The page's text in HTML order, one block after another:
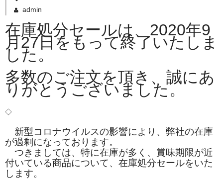
売れ筋！
お勧め商品
新商品
MONDE SELECTION
ご当地シリーズ
その他
キャラクター
ゆもみちゃん
admin
在庫処分セールは、2020年9
月27日をもって終了いたしま
した。
多数のご注文を頂き、誠にあ
りがとうございました。
◇
新型コロナウイルスの影響により、弊社の在庫
が過剰になっております。
つきましては、特に在庫が多く、賞味期限が近
付いている商品について、在庫処分セールをいた
します。